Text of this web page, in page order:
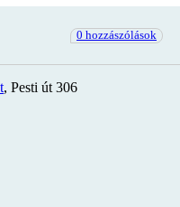
0 hozzászólások
, Pesti út 306